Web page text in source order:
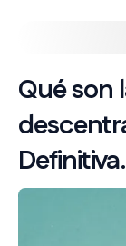
Qué son
Definitiva.